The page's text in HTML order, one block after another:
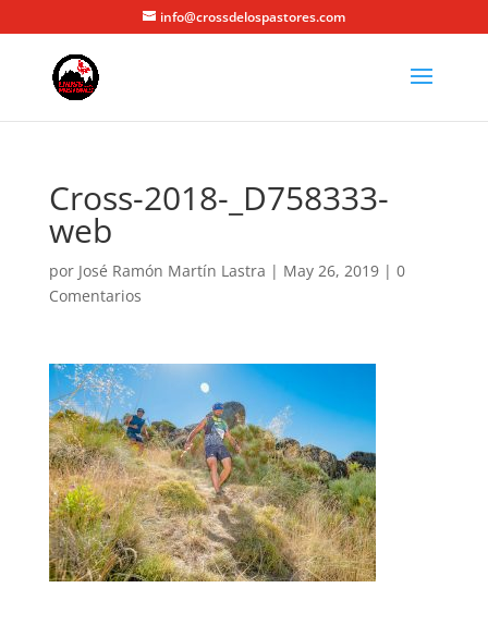
info@crossdelospastores.com
Cross-2018-_D758333-
web
por José Ramón Martín Lastra | May 26, 2019| 0
Comentarios